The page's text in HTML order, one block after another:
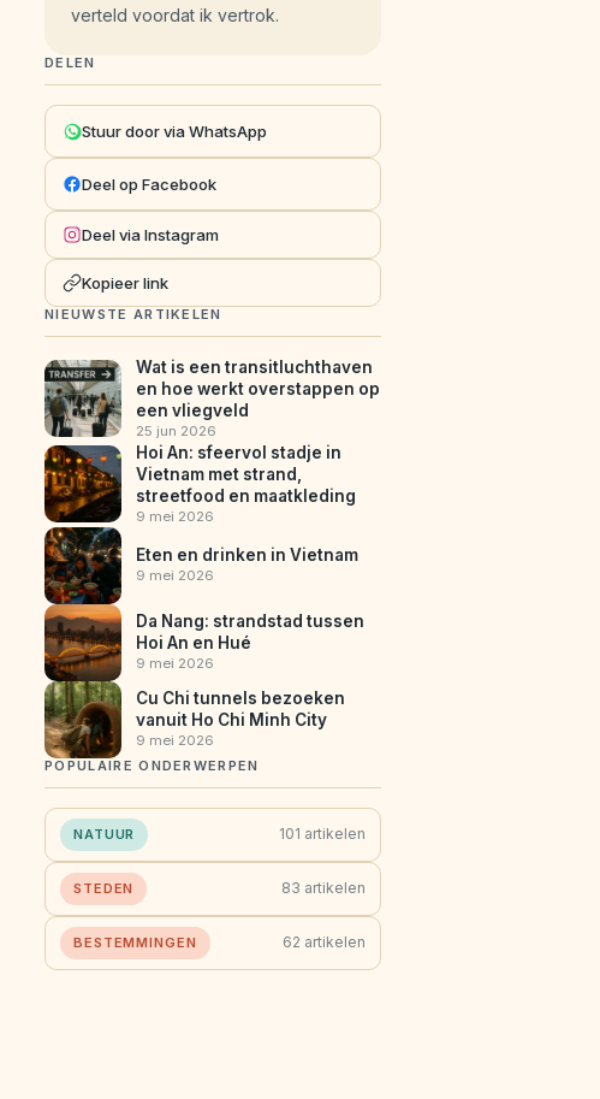
verteld voordat ik vertrok.
DELEN
Stuur door via WhatsApp
Deel op Facebook
Deel via Instagram
Kopieer link
NIEUWSTE ARTIKELEN
Wat is een transitluchthaven
en hoe werkt overstappen op
een vliegveld
25 jun 2026
Hoi An: sfeervol stadje in
Vietnam met strand,
streetfood en maatkleding
9 mei 2026
Eten en drinken in Vietnam
9 mei 2026
Da Nang: strandstad tussen
Hoi An en Hué
9 mei 2026
Cu Chi tunnels bezoeken
vanuit Ho Chi Minh City
9 mei 2026
POPULAIRE ONDERWERPEN
NATUUR 101 artikelen
STEDEN 83 artikelen
BESTEMMINGEN 62 artikelen